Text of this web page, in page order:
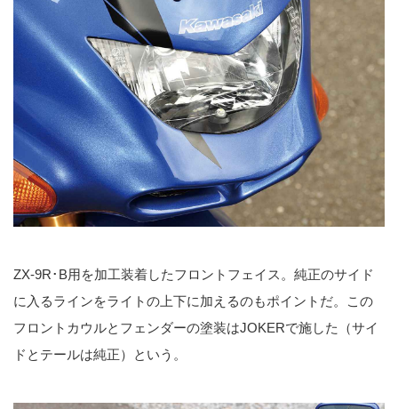
ZX-9R･B用を加工装着したフロントフェイス。純正のサイド
に入るラインをライトの上下に加えるのもポイントだ。この
フロントカウルとフェンダーの塗装はJOKERで施した（サイ
ドとテールは純正）という。